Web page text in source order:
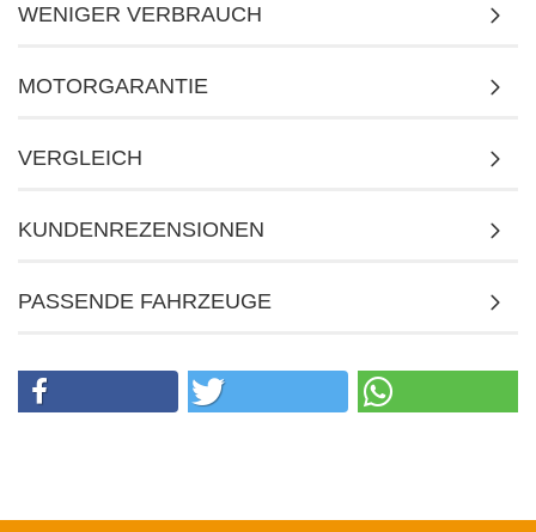
WENIGER VERBRAUCH
MOTORGARANTIE
VERGLEICH
KUNDENREZENSIONEN
PASSENDE FAHRZEUGE